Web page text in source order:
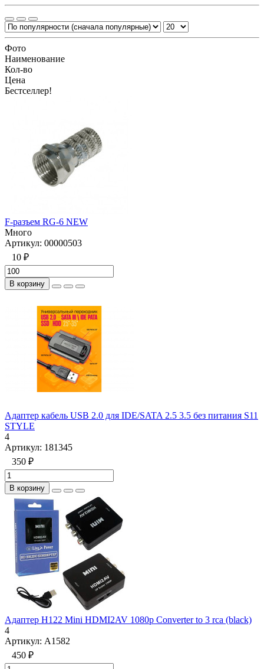
Фото
Наименование
Кол-во
Цена
Бестселлер!
F-разъем RG-6 NEW
Много
Артикул: 00000503
10 ₽
В корзину
Адаптер кабель USB 2.0 для IDE/SATA 2.5 3.5 без питания S11
STYLE
4
Артикул: 181345
350 ₽
В корзину
Адаптер H122 Mini HDMI2AV 1080p Converter to 3 rca (black)
4
Артикул: A1582
450 ₽